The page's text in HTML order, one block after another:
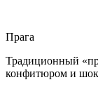
Прага
Традиционный
конфитюром и